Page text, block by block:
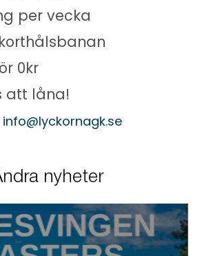
per vecka
0kr
att låna!
info@lyckornagk.se
nyheter